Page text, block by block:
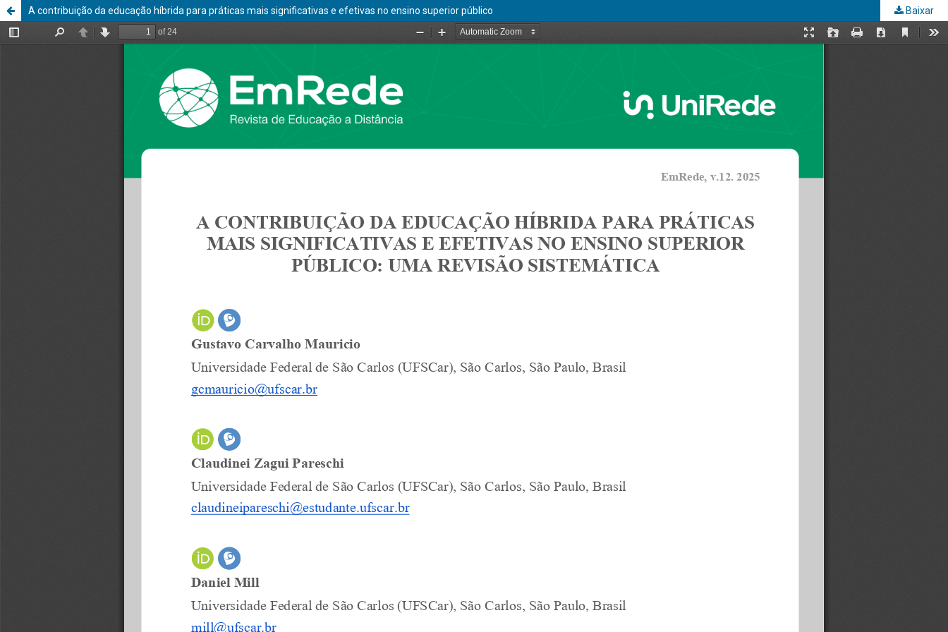
A contribuição da educação híbrida para práticas mais significativas e efetivas no ensino superior público Baixar